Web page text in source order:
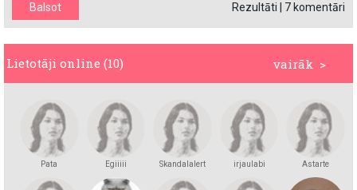
Rezultāti 7 komentāri
vairāk >
Lietotāji online (10)
Pata Egiiiii Skandalalert irjaulabi Astarte